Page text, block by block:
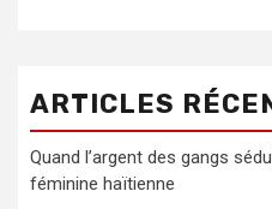
ARTICLES
Quand l’argent des gangs
féminine haïtienne